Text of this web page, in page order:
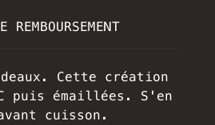
Cette création
puis émaillées. S'en
cuisson.